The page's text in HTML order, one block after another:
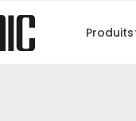
Produits